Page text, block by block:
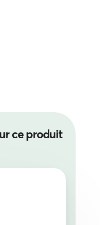
ce produit